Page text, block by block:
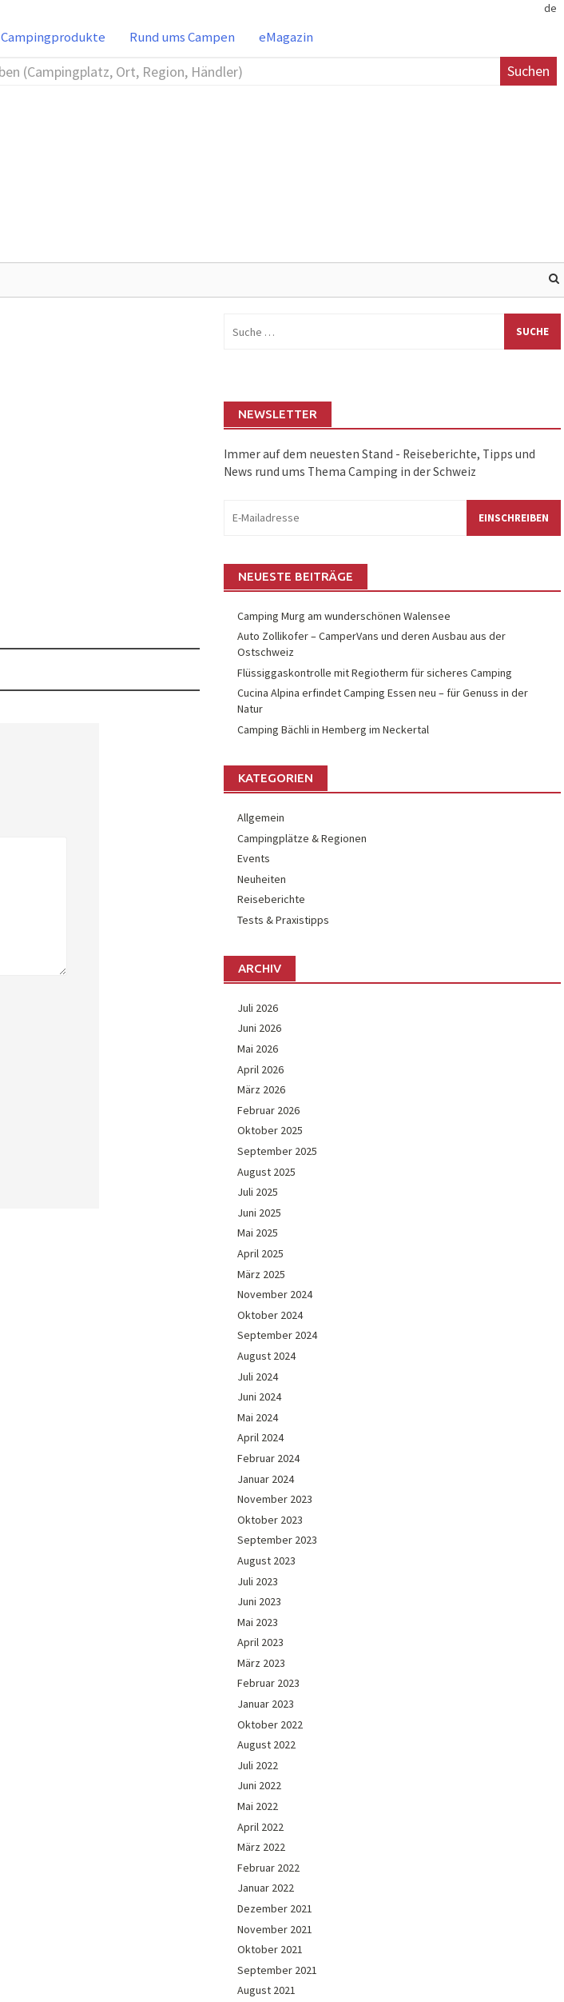
de
Campingprodukte Rund ums Campen eMagazin
Suchen
nach:
NEWSLETTER
Immer auf dem neuesten Stand - Reiseberichte, Tipps und
News rund ums Thema Camping in der Schweiz
NEUESTE BEITRÄGE
Camping Murg am wunderschönen Walensee
Auto Zollikofer – CamperVans und deren Ausbau aus der
Ostschweiz
Flüssiggaskontrolle mit Regiotherm für sicheres Camping
Cucina Alpina erfindet Camping Essen neu – für Genuss in der
Natur
Camping Bächli in Hemberg im Neckertal
KATEGORIEN
Allgemein
Campingplätze & Regionen
Events
Neuheiten
Reiseberichte
Tests & Praxistipps
ARCHIV
Juli 2026
Juni 2026
Mai 2026
April 2026
März 2026
Februar 2026
Oktober 2025
September 2025
August 2025
Juli 2025
Juni 2025
Mai 2025
April 2025
März 2025
November 2024
Oktober 2024
September 2024
August 2024
Juli 2024
Juni 2024
Mai 2024
April 2024
Februar 2024
Januar 2024
November 2023
Oktober 2023
September 2023
August 2023
Juli 2023
Juni 2023
Mai 2023
April 2023
März 2023
Februar 2023
Januar 2023
Oktober 2022
August 2022
Juli 2022
Juni 2022
Mai 2022
April 2022
März 2022
Februar 2022
Januar 2022
Dezember 2021
November 2021
Oktober 2021
September 2021
August 2021